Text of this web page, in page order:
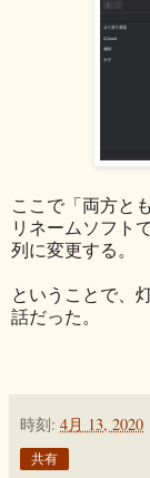
ここで「両方と
リネームソフト
列に変更する。
ということで、
話だった。
時刻: 4月 13, 2020
共有